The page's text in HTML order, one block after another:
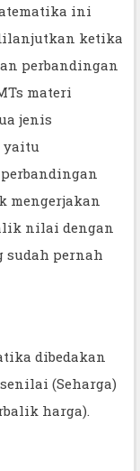
ini
ketika
perbandingan
materi
jenis
yaitu
mengerjakan
nilai dengan
sudah pernah
dibedakan
(Seharga)
harga).